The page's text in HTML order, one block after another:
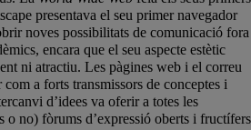
presentava el seu primer navegador
noves possibilitats de comunicació fora
encara que el seu aspecte estètic
ni atractiu. Les pàgines web i el correu
a forts transmissors de conceptes i
d’idees va oferir a totes les
o no) fòrums d’expressió oberts i fructífers